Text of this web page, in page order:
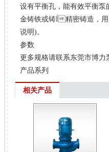
设有平衡孔，能有效平衡泵
金铸铁或铸Í精密铸造，
说明)。
参数
更多规格请联系东莞市博
产品系列
相关产品